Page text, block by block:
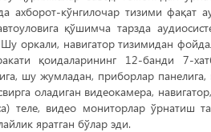
ахборот-кўнгилочар тизими
қўшимча тарзда
оркали, навигатор тизимидан
қоидаларининг 12-банди 7-
шу жумладан, приборлар
оладиган видеокамера,
теле, видео мониторлар ўрнатиш
яратган бўлар эди.